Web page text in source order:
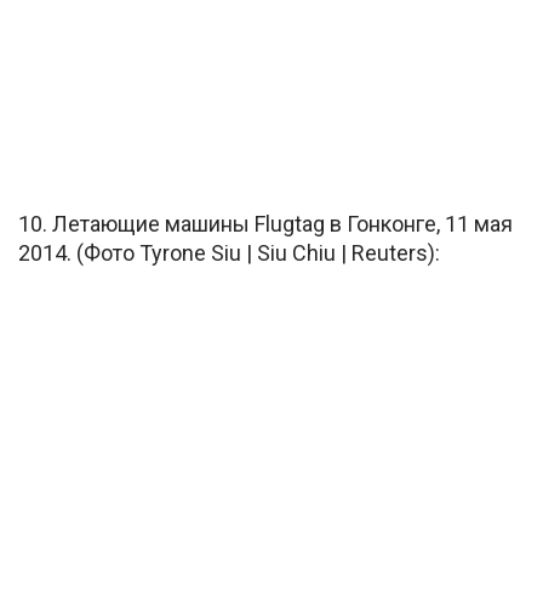
10. Летающие машины Flugtag в Гонконге, 11 мая
2014. (Фото Tyrone Siu | Siu Chiu | Reuters):